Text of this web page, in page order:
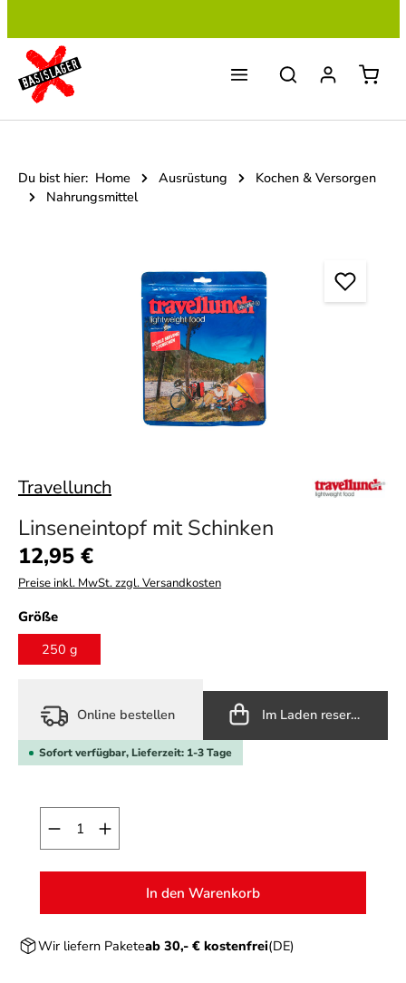
Du bist hier: Home Ausrüstung
Kochen & Versorgen
Nahrungsmittel
Travellunch
Linseneintopf mit Schinken
Regulärer Preis:
12,95 €
Preise inkl. MwSt. zzgl. Versandkosten
Größeauswählen
250 g
Online bestellen Im Laden reservieren
Sofort verfügbar, Lieferzeit: 1-3 Tage
Produkt Anzahl: Gib den gewünschten Wert
In den Warenkorb
Wir liefern Paketeab 30,- € kostenfrei(DE)